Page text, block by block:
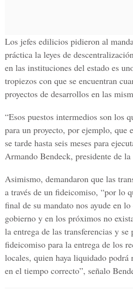
Los jefes edilicios pidieron al
práctica la leyes de
en las instituciones del estado es
tropiezos con que se encuentran
proyectos de desarrollos en las
“Esos puestos intermedios son los
para un proyecto, por ejemplo, que
se tarde hasta seis meses para
Armando Bendeck, presidente de
Asimismo, demandaron que las
a través de un fideicomiso, “por lo
final de su mandato nos ayude en lo
gobierno y en los próximos no
la entrega de las transferencias y se
fideicomiso para la entrega de los
locales, quien haya liquidado
en el tiempo correcto”, señalo